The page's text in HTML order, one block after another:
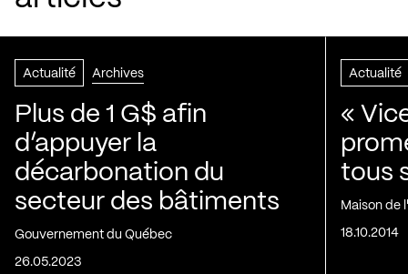
Actualité Archives
Plus de 1 G$ afin
d’appuyer la
décarbonation du
secteur des bâtiments
Gouvernement du Québec
26.05.2023
Actualité
«
tous
Maison de
18.10.2014